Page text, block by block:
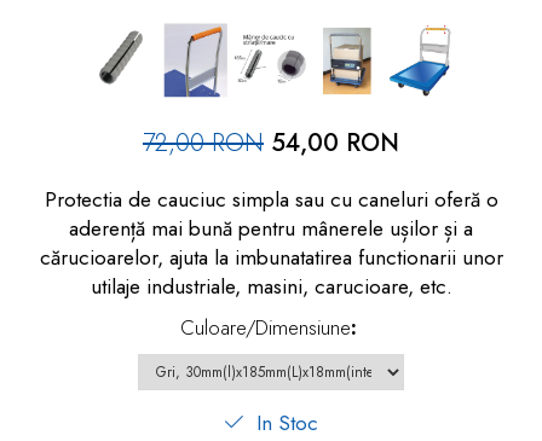
dopuri de urechi
Produse îngrijire copii
72,00 RON 54,00 RON
Protectia de cauciuc simpla sau cu caneluri oferă o
aderență mai bună pentru mânerele ușilor și a
cărucioarelor, ajuta la imbunatatirea functionarii unor
utilaje industriale, masini, carucioare, etc.
Culoare/Dimensiune:
In Stoc